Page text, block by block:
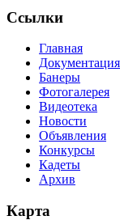
Ссылки
Главная
Документация
Банеры
Фотогалерея
Видеотека
Новости
Объявления
Конкурсы
Кадеты
Архив
Карта